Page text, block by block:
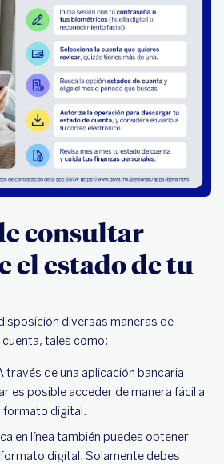
consultar
el estado de tu
diversas maneras de
tales como:
través de una aplicación bancaria
es posible acceder de manera fácil a
formato digital.
en línea también puedes obtener
digital. Solamente debes